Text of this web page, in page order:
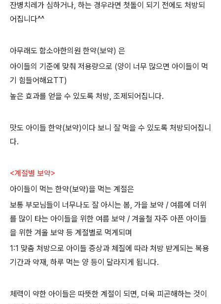
잔병치레가 심하거나, 하는 경우라면 첫돌이 되기 전에도 처방되
어집니다^^
아무래도 함소아한의원 한약(보약) 은
아이들의 기준에 맞춰 저용량으로 (양이 너무 많으면 아이들이 먹
기 힘들어해요TT)
높은 효과를 얻을 수 있도록 처방, 조제되어집니다.
맛도 아이들 한약(보약)이다 보니 잘 먹을 수 있도록 처방되어집니
다.
<계절별 보약>
아이들이 먹는 한약(보약)을 먹는 계절은
보통 부모님들이 너무나도 잘 아시는 봄, 가을 보약 / 여름에 더위
를 많이 타는 아이들을 위한 여름 보약 / 겨울철 자주 아픈 아이들
을 위한 겨울 보약 등 계절별로 먹게되며
1:1 맞춤 처방으로 아이들 증상과 체질에 따라 처방 받게되는 복용
기간과 약재, 하루 먹는 양 등이 달라지게 됩니다.
체력이 약한 아이들은 따뜻한 계절이 되면, 더욱 피곤해하는 것이